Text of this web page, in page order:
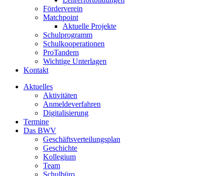
Förderverein
Matchpoint
Aktuelle Projekte
Schulprogramm
Schulkooperationen
ProTandem
Wichtige Unterlagen
Kontakt
Aktuelles
Aktivitäten
Anmeldeverfahren
Digitalisierung
Termine
Das BWV
Geschäftsverteilungsplan
Geschichte
Kollegium
Team